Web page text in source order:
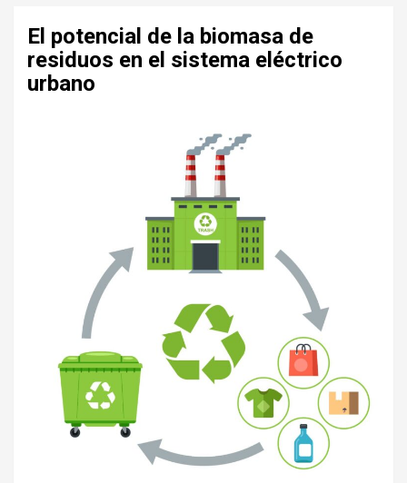
El potencial de la biomasa de
residuos en el sistema eléctrico
urbano